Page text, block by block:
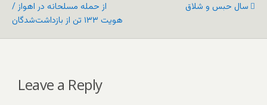
از حمله مسلحانه در اهواز /
هویت ۱۳۳ تن از بازداشت‌شدگان
سال حبس و شلاق
Leave a Reply